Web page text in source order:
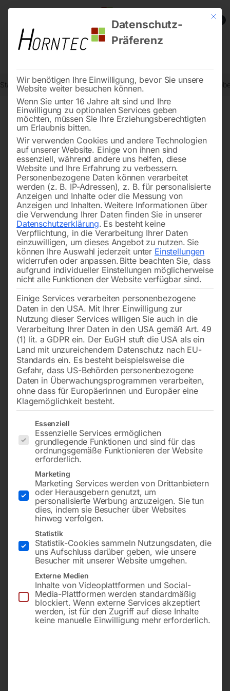
0
Start Metallbearbeitung Bohr- und Fräsmaschinen Elmag
Elmag Getriebe Fräs- und
Bohrmaschine MFB 20-L Vario
Bohrleistung in Stahl 20 mm
2.550,00
inkl. MwSt. Kostenloser Versand
Lieferzeit:ca. 2 - 3 Tage
Versandkosten Standard (Österreich):€0,00
Bitte beachten Sie: Die Versandkosten gelten für Österreich.
Mit
Datenschutz-
Präferenz
Wir benötigen Ihre Einwilligung, bevor Sie unsere
Website weiter besuchen können.
Wenn Sie unter 16 Jahre alt sind und Ihre
Einwilligung zu optionalen Services geben
möchten, müssen Sie Ihre Erziehungsberechtigten
um Erlaubnis bitten.
Wir verwenden Cookies und andere Technologien
auf unserer Website. Einige von ihnen sind
essenziell, während andere uns helfen, diese
Website und Ihre Erfahrung zu verbessern.
Personenbezogene Daten können verarbeitet
werden (z. B. IP-Adressen), z. B. für personalisierte
Anzeigen und Inhalte oder die Messung von
Anzeigen und Inhalten. Weitere Informationen über
die Verwendung Ihrer Daten finden Sie in unserer
Datenschutzerklärung. Es besteht keine
Verpflichtung, in die Verarbeitung Ihrer Daten
einzuwilligen, um dieses Angebot zu nutzen. Sie
können Ihre Auswahl jederzeit unter Einstellungen
widerrufen oder anpassen. Bitte beachten Sie, dass
aufgrund individueller Einstellungen möglicherweise
nicht alle Funktionen der Website verfügbar sind.
Einige Services verarbeiten personenbezogene
Daten in den USA. Mit Ihrer Einwilligung zur
Nutzung dieser Services willigen Sie auch in die
Verarbeitung Ihrer Daten in den USA gemäß Art. 49
(1) lit. a GDPR ein. Der EuGH stuft die USA als ein
Land mit unzureichendem Datenschutz nach EU-
Standards ein. Es besteht beispielsweise die
Gefahr, dass US-Behörden personenbezogene
Daten in Überwachungsprogrammen verarbeiten,
ohne dass für Europäerinnen und Europäer eine
Klagemöglichkeit besteht.
Es folgt eine Liste der Service-Gruppen, für die eine
Essenziell
Essenzielle Services ermöglichen
grundlegende Funktionen und sind für das
ordnungsgemäße Funktionieren der Website
erforderlich.
Marketing
Marketing Services werden von Drittanbietern
oder Herausgebern genutzt, um
personalisierte Werbung anzuzeigen. Sie tun
dies, indem sie Besucher über Websites
hinweg verfolgen.
Statistik
Statistik-Cookies sammeln Nutzungsdaten, die
uns Aufschluss darüber geben, wie unsere
Besucher mit unserer Website umgehen.
Externe Medien
Inhalte von Videoplattformen und Social-
Media-Plattformen werden standardmäßig
blockiert. Wenn externe Services akzeptiert
werden, ist für den Zugriff auf diese Inhalte
keine manuelle Einwilligung mehr erforderlich.